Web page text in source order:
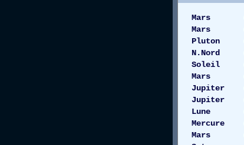
Mars
Mars
Pluton
N.Nord
Soleil
Mars
Jupiter
Jupiter
Lune
Mercure
Mars